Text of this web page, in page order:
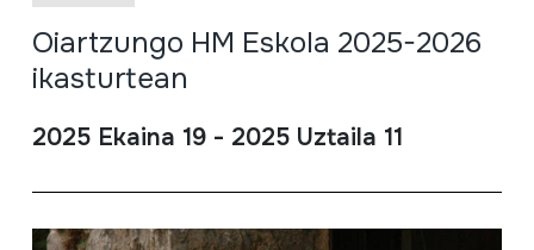
Oiartzungo HM Eskola 2025-2026
ikasturtean
2025 Ekaina 19 - 2025 Uztaila 11